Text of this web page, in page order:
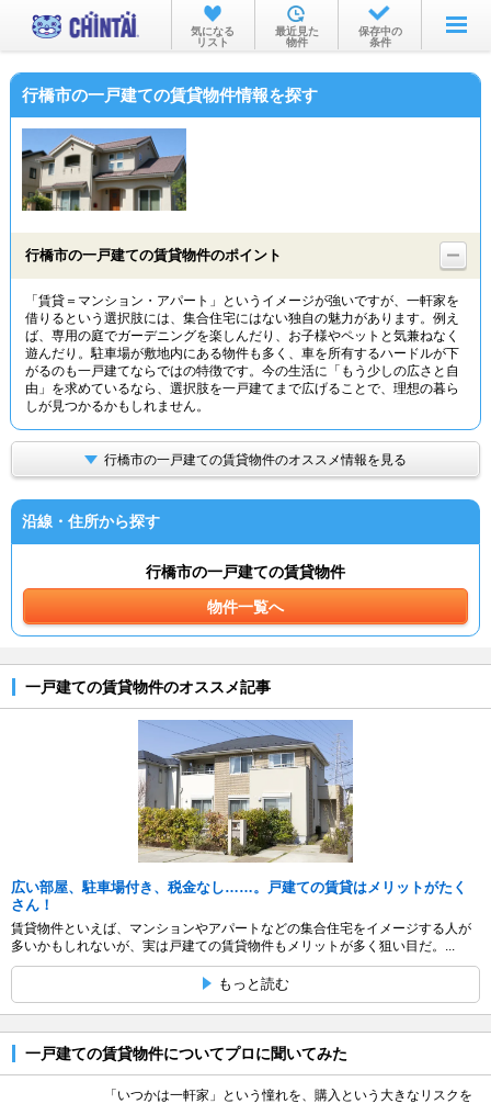
お部屋を探す
沿線・駅から
物件特集から
TOP
気になる
リスト
最近見た
物件
保存中の
条件
行橋市の一戸建ての賃貸物件情報を探す
行橋市の一戸建ての賃貸物件のポイント
「賃貸＝マンション・アパート」というイメージが強いですが、一軒家を
借りるという選択肢には、集合住宅にはない独自の魅力があります。例え
ば、専用の庭でガーデニングを楽しんだり、お子様やペットと気兼ねなく
遊んだり。駐車場が敷地内にある物件も多く、車を所有するハードルが下
がるのも一戸建てならではの特徴です。今の生活に「もう少しの広さと自
由」を求めているなら、選択肢を一戸建てまで広げることで、理想の暮ら
しが見つかるかもしれません。
行橋市の一戸建ての賃貸物件のオススメ情報を見る
沿線・住所から探す
行橋市の一戸建ての賃貸物件
物件一覧へ
一戸建ての賃貸物件のオススメ記事
広い部屋、駐車場付き、税金なし……。戸建ての賃貸はメリットがたく
さん！
賃貸物件といえば、マンションやアパートなどの集合住宅をイメージする人が
多いかもしれないが、実は戸建ての賃貸物件もメリットが多く狙い目だ。...
もっと読む
一戸建ての賃貸物件についてプロに聞いてみた
「いつかは一軒家」という憧れを、購入という大きなリスクを